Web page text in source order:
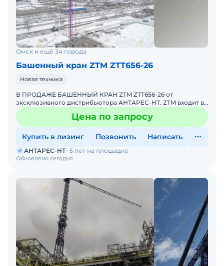
Омск и ещё 34 города
Башенный кран ZTM ZTT656-26
Новая техника
В ПРОДАЖЕ БАШЕННЫЙ КРАН ZTM ZTT656-26 от
эксклюзивного дистрибьютора АНТАРЕС-НТ. ZTM входит в
ТОП-10 мировых производителей башенных кранов.
Комплектация кранаЦена по запросу
Купить в лизинг Позвонить Написать
Обновлено сегодня
АНТАРЕС-НТ 5 лет на площадке